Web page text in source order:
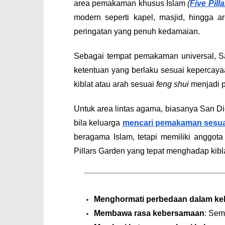
area pemakaman khusus Islam(Five
modern seperti kapel, masjid, hingga
peringatan yang penuh kedamaian.
Sebagai tempat pemakaman universal,
ketentuan yang berlaku sesuai
kiblat atau arah sesuai feng shui menjadi
Untuk area lintas agama, biasanya San
bila keluarga mencari pemakaman
beragama Islam, tetapi memiliki
Pillars Garden yang tepat menghadap
Menghormati perbedaan dalam
Membawa rasa kebersamaan: